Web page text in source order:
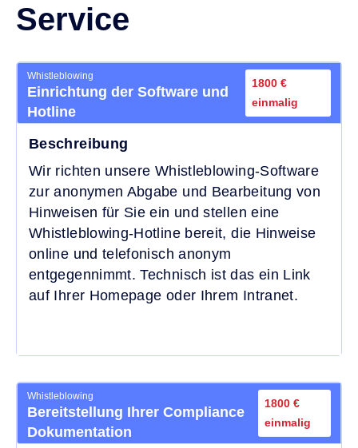
Service
Whistleblowing
Einrichtung der Software und
Hotline
1800 €
einmalig
Beschreibung
Wir richten unsere Whistleblowing-Software
zur anonymen Abgabe und Bearbeitung von
Hinweisen für Sie ein und stellen eine
Whistleblowing-Hotline bereit, die Hinweise
online und telefonisch anonym
entgegennimmt. Technisch ist das ein Link
auf Ihrer Homepage oder Ihrem Intranet.
Whistleblowing
Bereitstellung Ihrer Compliance
Dokumentation
1800 €
einmalig